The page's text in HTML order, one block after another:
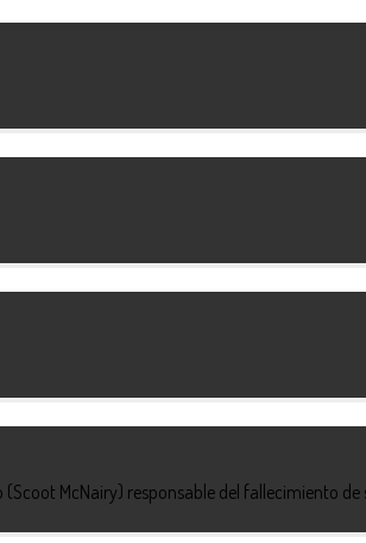
McNairy) responsable del fallecimiento